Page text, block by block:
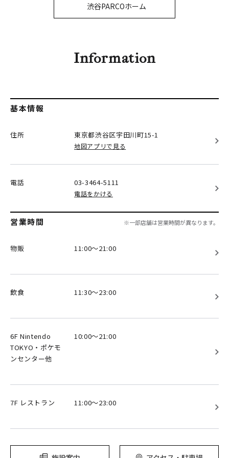
渋谷PARCOホーム
Information
基本情報
住所 東京都渋谷区宇田川町15-1
地図アプリで見る
電話 03-3464-5111
電話をかける
営業時間 ※一部店舗は営業時間が異なります。
物販 11:00～21:00
飲食 11:30～23:00
6F Nintendo
TOKYO・ポケモ
ンセンター他
10:00～21:00
7F レストラン 11:00～23:00